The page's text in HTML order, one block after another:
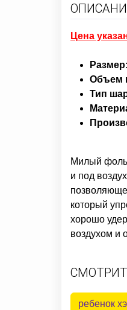
Цена
Размер:
Объем
Тип
Милый
и под
который
хорошо
воздухом и
ребенок